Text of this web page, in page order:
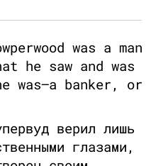
was a man
he saw and was
was—a banker, or
верил лишь
глазами,